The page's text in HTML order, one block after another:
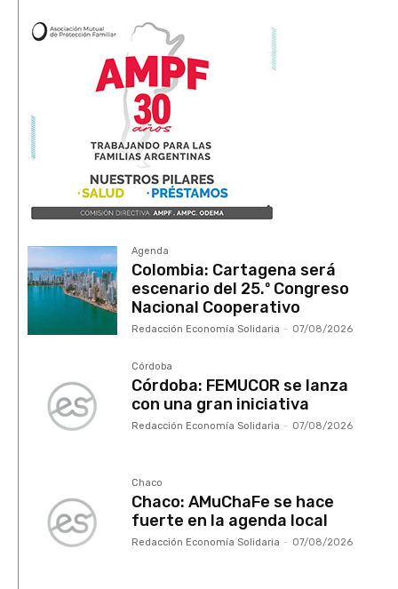
Agenda
Colombia: Cartagena será
escenario del 25.º Congreso
Nacional Cooperativo
Redacción Economía Solidaria - 07/08/2026
Córdoba
Córdoba: FEMUCOR se lanza
con una gran iniciativa
Redacción Economía Solidaria - 07/08/2026
Chaco
Chaco: AMuChaFe se hace
fuerte en la agenda local
Redacción Economía Solidaria - 07/08/2026